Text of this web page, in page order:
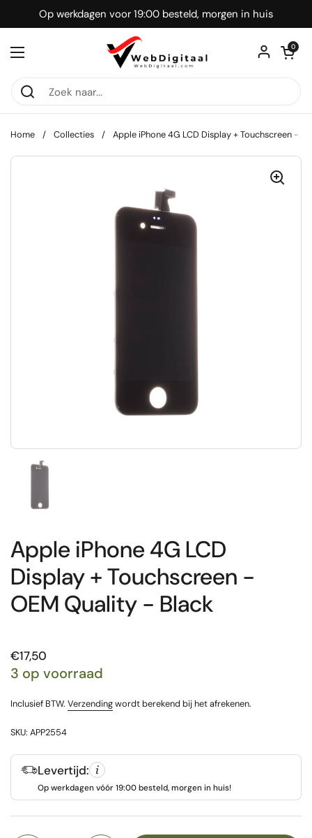
Ga naar content
Op werkdagen voor 19:00 besteld, morgen in huis
Menu openen
0
Home / Collecties / Apple iPhone 4G LCD Display + Touchscreen -
Toon dia 1
Apple iPhone 4G LCD
Display + Touchscreen -
OEM Quality - Black
Prijs:
€17,50
3 op voorraad
Inclusief BTW. Verzendingwordt berekend bij het afrekenen.
SKU: APP2554
Levertijd:
Op werkdagen vóór 19:00 besteld, morgen in huis!